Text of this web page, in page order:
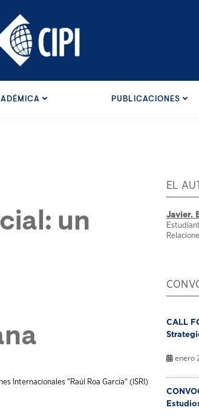
PUBLICACIONES
un
Internacionales "Raúl Roa García" (ISRI)
EL
Javier.
CALL
enero